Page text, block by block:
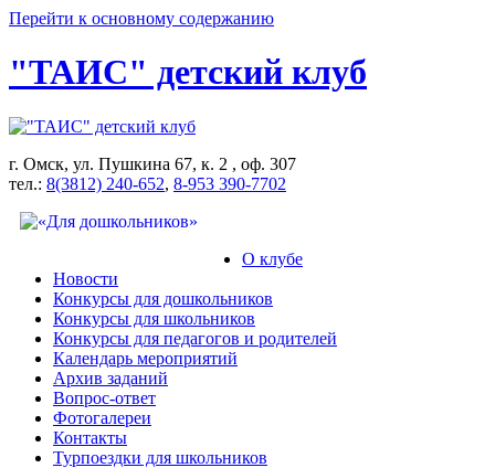
Перейти к основному содержанию
"ТАИС" детский клуб
г. Омск, ул. Пушкина 67, к. 2 , оф. 307
тел.: 8(3812) 240-652, 8-953 390-7702
О клубе
Новости
Конкурсы для дошкольников
Конкурсы для школьников
Конкурсы для педагогов и родителей
Календарь мероприятий
Архив заданий
Вопрос-ответ
Фотогалереи
Контакты
Турпоездки для школьников